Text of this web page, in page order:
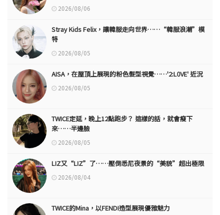
2026/08/06
Stray Kids Felix，讓韓服走向世界……“韓服浪潮”模
特
2026/08/05
AISA，在屋頂上展現的粉色髮型視覺……'2:L0VE' 近況
2026/08/05
TWICE定延，晚上12點跑步？ 這樣的話，就會瘦下
來……半邊臉
2026/08/05
LIZ又“LIZ”了……壓倒悉尼夜景的“美貌”超出極限
2026/08/04
TWICE的Mina，以FENDI造型展現優雅魅力